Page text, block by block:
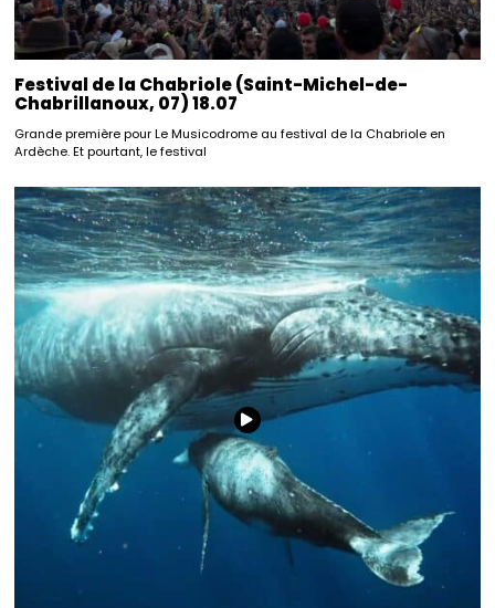
Festival de la Chabriole (Saint-Michel-de-
Chabrillanoux, 07) 18.07
Grande première pour Le Musicodrome au festival de la Chabriole en
Ardèche. Et pourtant, le festival